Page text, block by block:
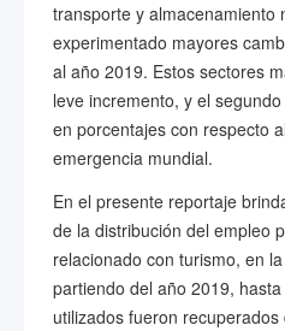
transporte y almacenamiento
experimentado mayores
al año 2019. Estos sectores
leve incremento, y el
en porcentajes con respecto
emergencia mundial.
En el presente reportaje
de la distribución del empleo
relacionado con turismo, en
partiendo del año 2019,
utilizados fueron